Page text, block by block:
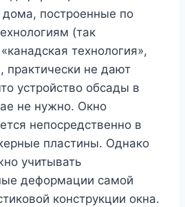
построенные по
(так
технология»,
практически не дают
устройство обсады в
не нужно. Окно
непосредственно в
пластины. Однако
учитывать
деформации самой
конструкции окна.